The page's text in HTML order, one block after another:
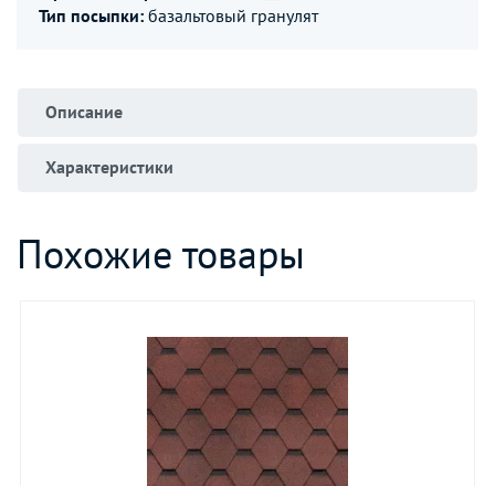
Тип посыпки: базальтовый гранулят
Описание
Характеристики
Похожие товары